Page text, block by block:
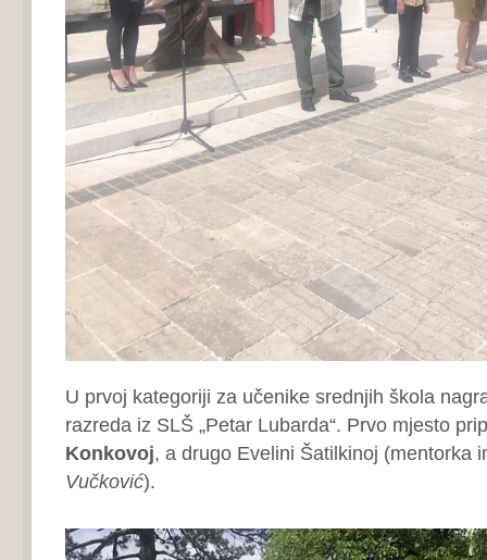
U prvoj kategoriji za učenike srednjih škola
razreda iz SLŠ „Petar Lubarda“. Prvo mjesto
Konkovoj, a drugo Evelini Šatilkinoj (mentorka
Vučković).